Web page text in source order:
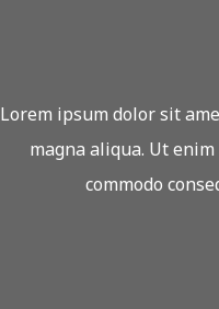
Lorem ipsum dolor sit
magna aliqua. Ut
commodo